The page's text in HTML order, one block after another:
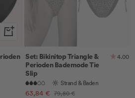
Schnellansicht
Set: Bikinitop Triangle &
Perioden Bademode Tie
Slip
4.00
Strand & Baden
Angebotspreis
63,84 € Regulärer
79,80 €